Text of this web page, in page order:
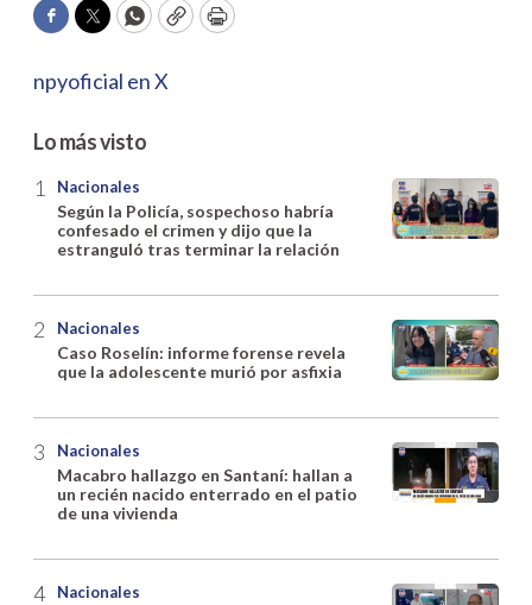
Facebook
TwitterWhatsApp
CopyPrint
npyoficial en X
Lo más visto
Nacionales
Según la Policía, sospechoso habría
confesado el crimen y dijo que la
estranguló tras terminar la relación
Nacionales
Caso Roselín: informe forense revela
que la adolescente murió por asfixia
Nacionales
Macabro hallazgo en Santaní: hallan a
un recién nacido enterrado en el patio
de una vivienda
Nacionales